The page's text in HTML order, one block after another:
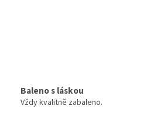
Baleno s láskou
Vždy kvalitně zabaleno.